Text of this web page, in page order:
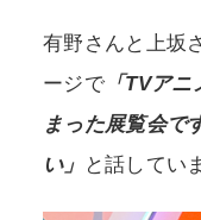
有野さんと上坂
ージで「TVアニ
まった展覧会で
い」 と話してい